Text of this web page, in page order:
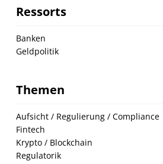
Ressorts
Banken
Geldpolitik
Themen
Aufsicht / Regulierung / Compliance
Fintech
Krypto / Blockchain
Regulatorik